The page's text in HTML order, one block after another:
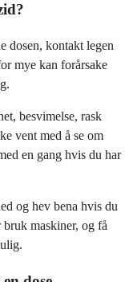
dosen, kontakt legen
mye kan forårsake
besvimelse, rask
vent med å se om
en gang hvis du har
og hev bena hvis du
maskiner, og få